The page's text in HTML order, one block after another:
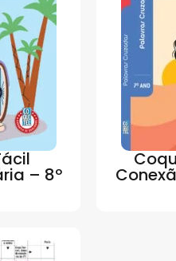
– 8º